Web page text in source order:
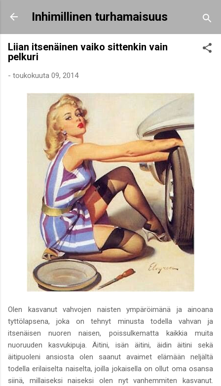
Siirry pääsisältöön
Inhimillinen turhamaisuus
Liian itsenäinen vaiko sittenkin vain
pelkuri
- toukokuuta 09, 2014
Olen kasvanut vahvojen naisten ympäröimänä ja ainoana
tyttölapsena, joka on tehnyt minusta todella vahvan ja
itsenäisen nuoren naisen, poissulkematta kaikkia muita
nuoruuden kasvukipuja. Äitini, isän äitini, äidin äitini sekä
äitipuoleni ansiosta olen saanut avaimet elämään neljältä
todella erilaiselta naiselta, joilla jokaisella on ollut oma osansa
siinä, millaiseksi naiseksi olen nyt vanhemmiten kasvanut.